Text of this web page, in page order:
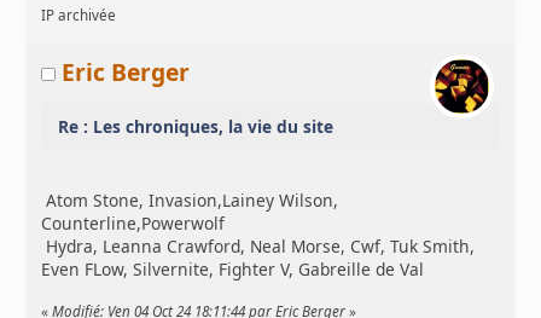
IP archivée
Eric Berger
Re : Les chroniques, la vie du site
Atom Stone, Invasion,Lainey Wilson,
Counterline,Powerwolf
Hydra, Leanna Crawford, Neal Morse, Cwf, Tuk Smith,
Even FLow, Silvernite, Fighter V, Gabreille de Val
«Modifié: Ven 04 Oct 24 18:11:44 par Eric Berger »